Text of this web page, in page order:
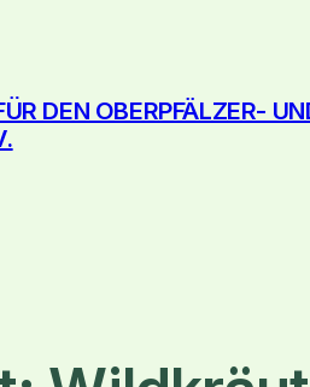
DEN OBERPFÄLZER-